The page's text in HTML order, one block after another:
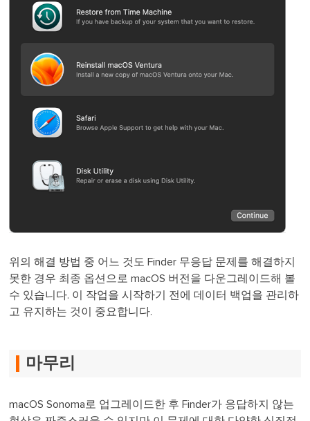
위의 해결 방법 중 어느 것도 Finder 무응답 문제를 해결하지
못한 경우 최종 옵션으로 macOS 버전을 다운그레이드해 볼
수 있습니다. 이 작업을 시작하기 전에 데이터 백업을 관리하
고 유지하는 것이 중요합니다.
마무리
macOS Sonoma로 업그레이드한 후 Finder가 응답하지 않는